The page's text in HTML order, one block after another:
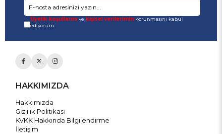
Üyelik koşullarınıve kişisel verileriminkorunmasını kabul
ediyorum.
HAKKIMIZDA
Hakkımızda
Gizlilik Politikası
KVKK Hakkında Bilgilendirme
İletişim